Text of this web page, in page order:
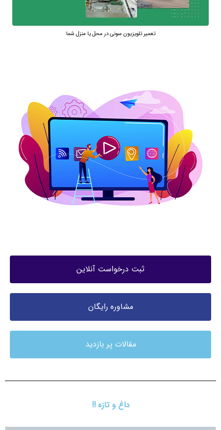
تعمیر تلویزیون سونی در محل یا منزل شما
ثبت درخواست آنلاین
مشاوره رایگان
مقالات پر بازدید
داغ و تازه !!